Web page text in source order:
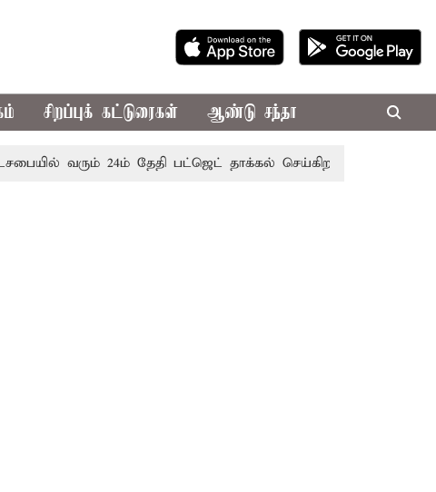
சிறப்புக் கட்டுரைகள் ஆண்டு சந்தா
வரும் 24ம் தேதி பட்ஜெட் தாக்கல் செய்கிறார் முதல்-அமைச்சர்